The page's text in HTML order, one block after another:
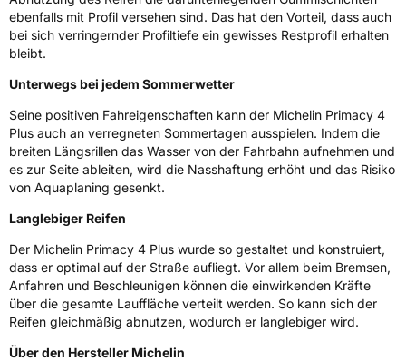
EPREL ID1162735
Allgemeine Produktsicherheit (GPSR)
HerstellerkontaktMANUFACTURE FRANCAISE DES
PNEUMATIQUES MICHELIN, place des
Carmes-Déchaux 23 63000 Clermont-
Ferrand Frankreich, contact@tc.michelin.eu
ebenfalls mit Profil versehen sind. Das hat den Vorteil, dass auch
bei sich verringernder Profiltiefe ein gewisses Restprofil erhalten
bleibt.
Unterwegs bei jedem Sommerwetter
Seine positiven Fahreigenschaften kann der Michelin Primacy 4
Plus auch an verregneten Sommertagen ausspielen. Indem die
breiten Längsrillen das Wasser von der Fahrbahn aufnehmen und
es zur Seite ableiten, wird die Nasshaftung erhöht und das Risiko
von Aquaplaning gesenkt.
Langlebiger Reifen
Der Michelin Primacy 4 Plus wurde so gestaltet und konstruiert,
dass er optimal auf der Straße aufliegt. Vor allem beim Bremsen,
Anfahren und Beschleunigen können die einwirkenden Kräfte
über die gesamte Lauffläche verteilt werden. So kann sich der
Reifen gleichmäßig abnutzen, wodurch er langlebiger wird.
Über den Hersteller Michelin